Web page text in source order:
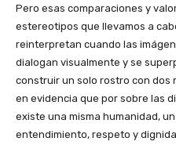
Pero esas comparaciones y
estereotipos que llevamos a
reinterpretan cuando las
dialogan visualmente y se
construir un solo rostro con dos
en evidencia que por sobre las
existe una misma humanidad,
entendimiento, respeto y